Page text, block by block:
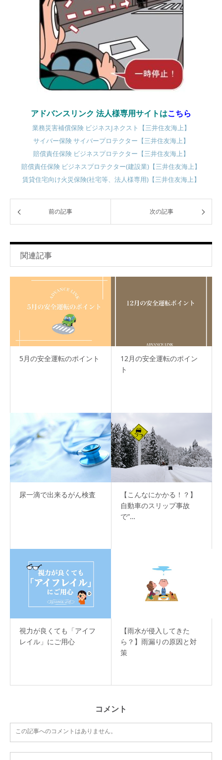
アドバンスリンク 法人様専用サイトはこちら
業務災害補償保険 ビジネスJネクスト【三井住友海上】
サイバー保険 サイバープロテクター【三井住友海上】
賠償責任保険 ビジネスプロテクター【三井住友海上】
賠償責任保険 ビジネスプロテクター(建設業)【三井住友海上】
賃貸住宅向け火災保険(社宅等、法人様専用)【三井住友海上】
前の記事 次の記事
関連記事
5月の安全運転のポイント
12月の安全運転のポイン
ト
尿一滴で出来るがん検査
【こんなにかかる！？】
自動車のスリップ事故
で“…
視力が良くても「アイフ
レイル」にご用心
【雨水が侵入してきた
ら？】雨漏りの原因と対
策
コメント
この記事へのコメントはありません。